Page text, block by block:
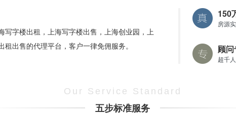
写字楼出租，上海写字楼出售，上海创业园，上
出售的代理平台，客户一律免佣服务。
150
房源
顾
超千
Our Service Standard
五步标准服务